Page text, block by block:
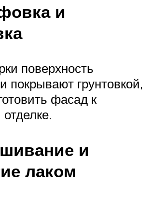
и
поверхность
покрывают грунтовкой,
фасад к
и
лаком